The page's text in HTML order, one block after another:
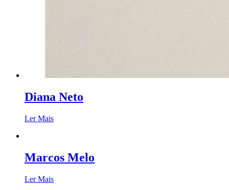
Diana Neto
Ler Mais
Marcos Melo
Ler Mais